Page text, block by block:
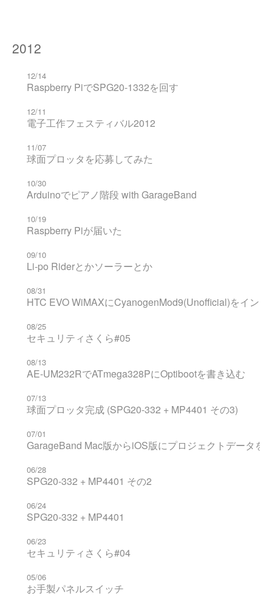
2012
12/14
Raspberry PiでSPG20-1332を回す
12/11
電子工作フェスティバル2012
11/07
球面プロッタを応募してみた
10/30
Arduinoでピアノ階段 with GarageBand
10/19
Raspberry Piが届いた
09/10
Li-po Riderとかソーラーとか
08/31
HTC EVO WiMAXにCyanogenMod9(Unofficial)をイン
08/25
セキュリティさくら#05
08/13
AE-UM232RでATmega328PにOptibootを書き込む
07/13
球面プロッタ完成 (SPG20-332 + MP4401 その3)
07/01
GarageBand Mac版からiOS版にプロジェクトデータを
06/28
SPG20-332 + MP4401 その2
06/24
SPG20-332 + MP4401
06/23
セキュリティさくら#04
05/06
お手製パネルスイッチ